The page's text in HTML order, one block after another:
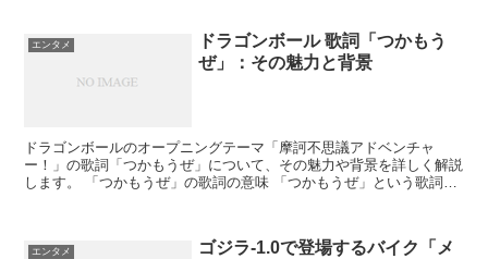
エンタメ
ドラゴンボール 歌詞「つかもう
ぜ」：その魅力と背景
ドラゴンボールのオープニングテーマ「摩訶不思議アドベンチャ
ー！」の歌詞「つかもうぜ」について、その魅力や背景を詳しく解説
します。 「つかもうぜ」の歌詞の意味 「つかもうぜ」という歌詞に
エンタメ
ゴジラ-1.0で登場するバイク「メ